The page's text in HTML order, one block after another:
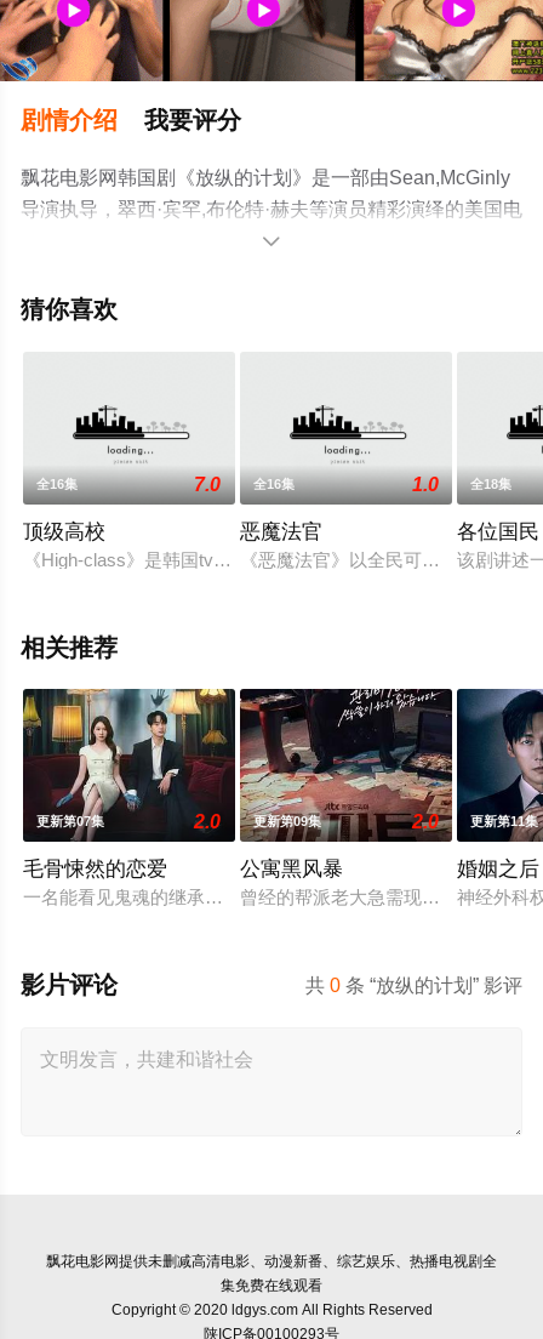
剧情介绍 我要评分
飘花电影网韩国剧《放纵的计划》是一部由Sean,McGinly
导演执导，翠西·宾罕,布伦特·赫夫等演员精彩演绎的美国电
视剧，手机免费观看高清无删减完整版电视剧全集就上飘
至豆瓣电视剧、电视猫或剧情网等平台了解。

猜你喜欢
全16集 7.0
顶级高校
《High-class》是韩国tvN于2021年9月6日起播出的月火连续剧
全16集 1.0
恶魔法官
《恶魔法官》以全民可通过APP参
全18集
各位国民
该剧讲述
相关推荐
更新第07集 2.0
毛骨悚然的恋爱
一名能看见鬼魂的继承人与一名王牌检察官发现只要轻轻一碰
更新第09集 2.0
公寓黑风暴
曾经的帮派老大急需现金，于是和有
更新第11集
婚姻之后
神经外科
共0 条 “放纵的计划” 影评
影片评论
飘花电影网提供未删减高清电影、动漫新番、综艺娱乐、热播电视剧全
集免费在线观看
Copyright © 2020 ldgys.com All Rights Reserved
陕ICP备00100293号